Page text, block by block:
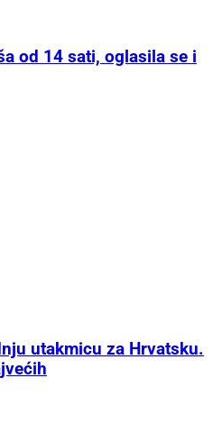
od 14 sati, oglasila se i
utakmicu za Hrvatsku.